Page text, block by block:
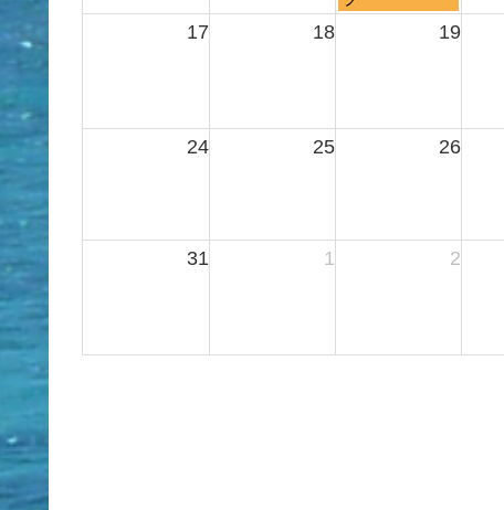
月
17 18 19
24 25 26
31 1 2